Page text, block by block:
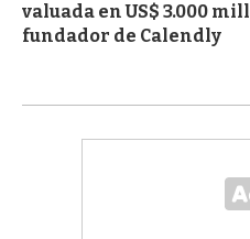
valuada en US$ 3.000
fundador de Calendly